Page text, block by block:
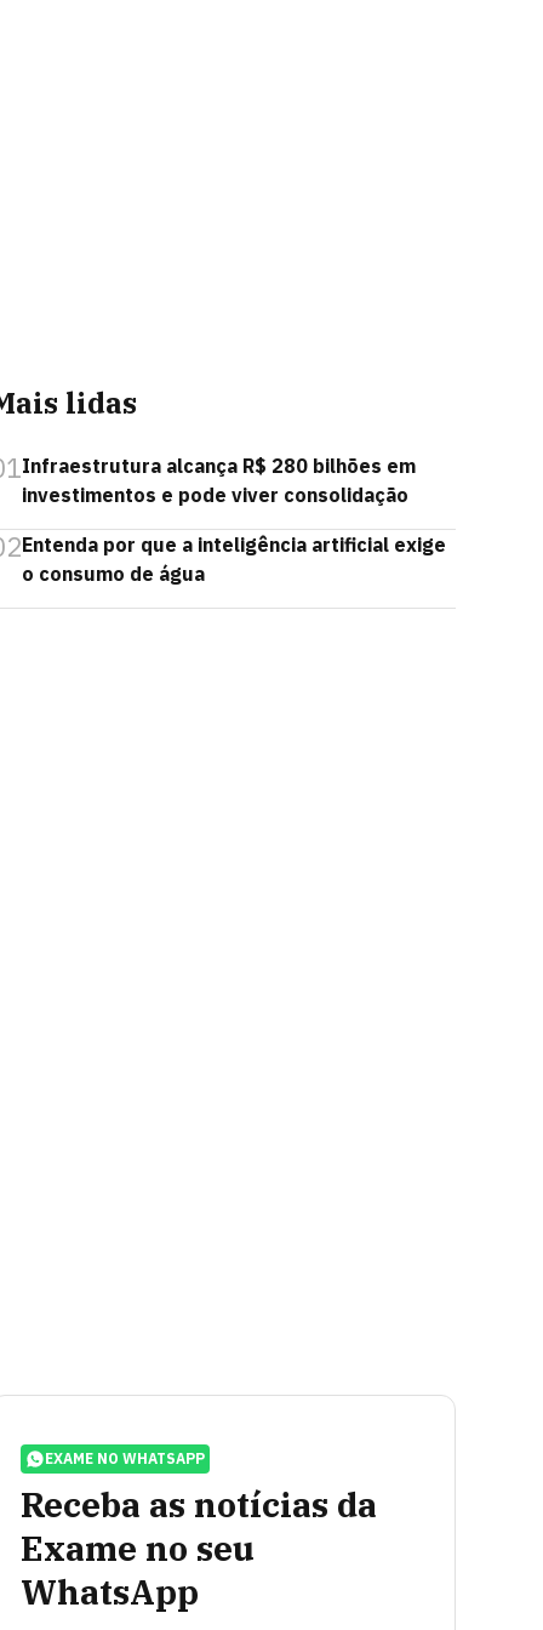
lidas
Infraestrutura alcança R$ 280 bilhões em
investimentos e pode viver consolidação
Entenda por que a inteligência artificial exige
o consumo de água
EXAME NO WHATSAPP
Receba as notícias da
Exame no seu
WhatsApp